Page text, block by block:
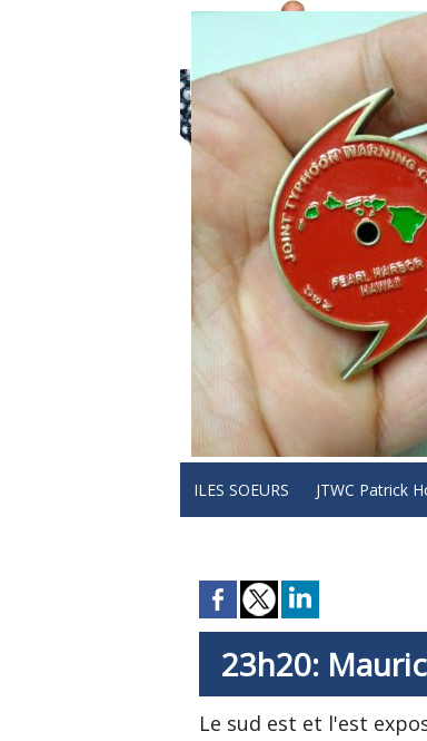
ILES SOEURS JTWC Patrick
23h20:
Le sud est et l'est